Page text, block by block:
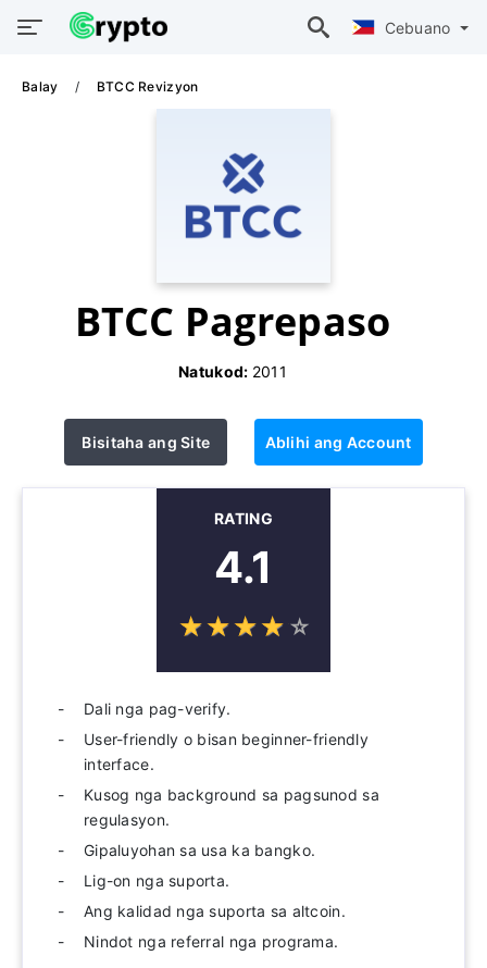
Cebuano
Balay BTCC Revizyon
BTCC Pagrepaso
Natukod: 2011
Bisitaha ang Site Ablihi ang Account
RATING
4.1
☆☆☆☆ ☆
★★★★ ★
Dali nga pag-verify.
User-friendly o bisan beginner-friendly
interface.
Kusog nga background sa pagsunod sa
regulasyon.
Gipaluyohan sa usa ka bangko.
Lig-on nga suporta.
Ang kalidad nga suporta sa altcoin.
Nindot nga referral nga programa.